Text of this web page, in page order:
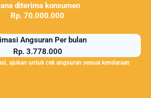
diterima konsumen
Rp. 70.000.000
Angsuran Per bulan
Rp. 3.778.000
ajukan untuk cek angsuran sesuai kendaraan